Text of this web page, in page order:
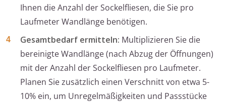
Ihnen die Anzahl der Sockelfliesen, die Sie pro
Laufmeter Wandlänge benötigen.
Gesamtbedarf ermitteln: Multiplizieren Sie die
bereinigte Wandlänge (nach Abzug der Öffnungen)
mit der Anzahl der Sockelfliesen pro Laufmeter.
Planen Sie zusätzlich einen Verschnitt von etwa 5-
10% ein, um Unregelmäßigkeiten und Passstücke